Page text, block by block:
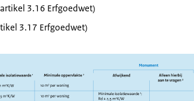
3.16 Erfgoedwet)
3.17 Erfgoedwet)